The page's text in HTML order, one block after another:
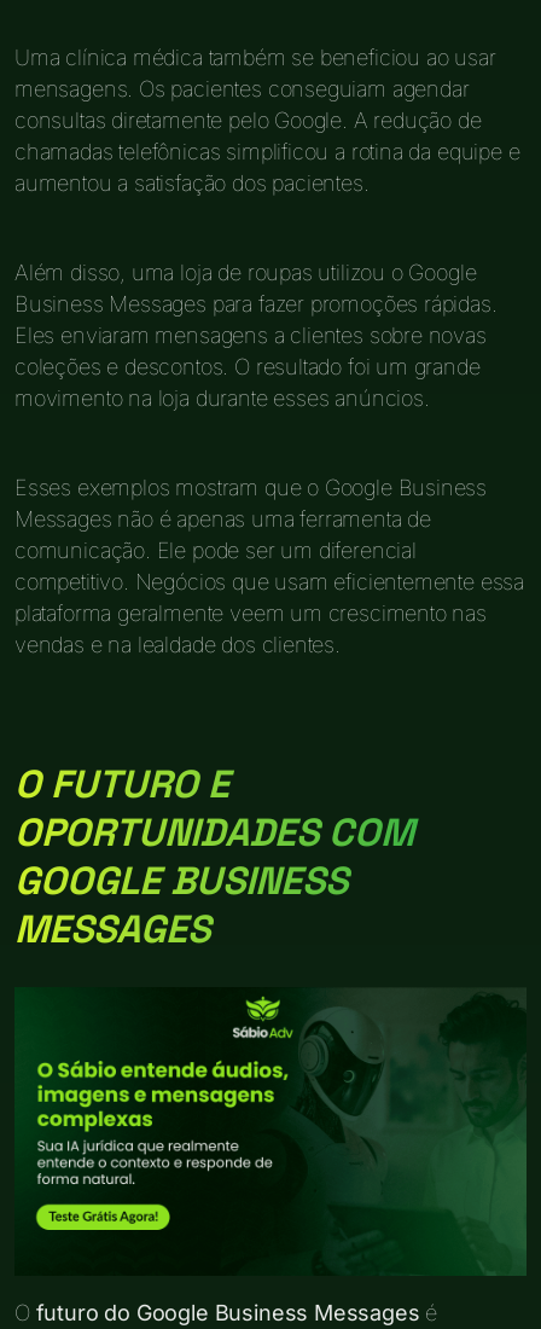
Uma clínica médica também se beneficiou ao usar
mensagens. Os pacientes conseguiam agendar
consultas diretamente pelo Google. A redução de
chamadas telefônicas simplificou a rotina da equipe e
aumentou a satisfação dos pacientes.
Além disso, uma loja de roupas utilizou o Google
Business Messages para fazer promoções rápidas.
Eles enviaram mensagens a clientes sobre novas
coleções e descontos. O resultado foi um grande
movimento na loja durante esses anúncios.
Esses exemplos mostram que o Google Business
Messages não é apenas uma ferramenta de
comunicação. Ele pode ser um diferencial
competitivo. Negócios que usam eficientemente essa
plataforma geralmente veem um crescimento nas
vendas e na lealdade dos clientes.
O FUTURO E
OPORTUNIDADES COM
GOOGLE BUSINESS
MESSAGES
O futuro do Google Business Messages é